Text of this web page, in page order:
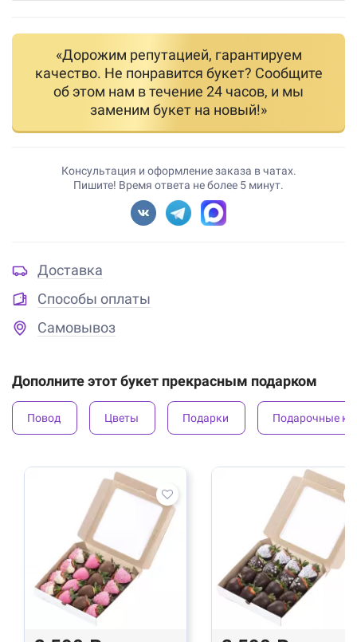
«Дорожим репутацией, гарантируем
качество. Не понравится букет? Сообщите
об этом нам в течение 24 часов, и мы
заменим букет на новый!»
Консультация и оформление заказа в чатах.
Пишите! Время ответа не более 5 минут.
Доставка
Способы оплаты
Самовывоз
Дополните этот букет прекрасным подарком
Повод Цветы Подарки Подарочные